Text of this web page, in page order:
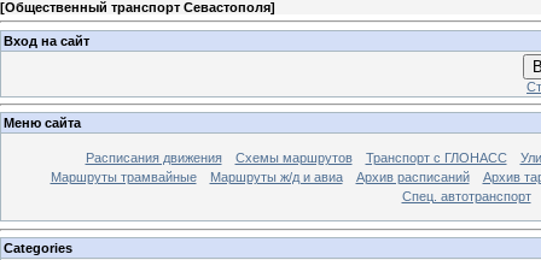
[Общественный транспорт Севастополя]
Вход на сайт
Меню сайта
Расписания движения Схемы маршрутов Транспорт с ГЛОНАСС
Маршруты трамвайные
Маршруты ж/д и авиа Архив расписаний
Архив
Спец. автотранспорт
Categories